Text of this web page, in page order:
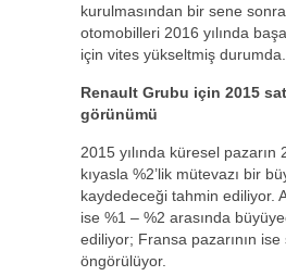
kurulmasından bir sene
otomobilleri 2016 yılında
için vites yükseltmiş durumda.
Renault Grubu için 2015
görünümü
2015 yılında küresel pazarın
kıyasla %2’lik mütevazı bir
kaydedeceği tahmin ediliyor.
ise %1 – %2 arasında
ediliyor; Fransa pazarının ise
öngörülüyor.